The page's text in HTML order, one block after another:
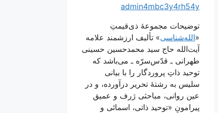
admin4mbc3y4rh54y
توضیحات مجموعۀ ذی‌قیمتِ
الله‌شناسی » تألیف ارزشمند علامه
آیت‌الله حاج سید محمد‌حسین حسینی
طهرانی ـ قدّس‌سرّه ـ می‌باشد که
توحید ذاتِ پروردگار را با بیانی
سلیس به رشتۀ تحریر درآورده، و در
عین روانی، مباحثی ژرف و عمیق
پیرامونِ «توحید ذاتی، اسمائی و